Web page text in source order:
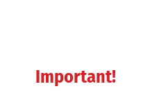
Important!